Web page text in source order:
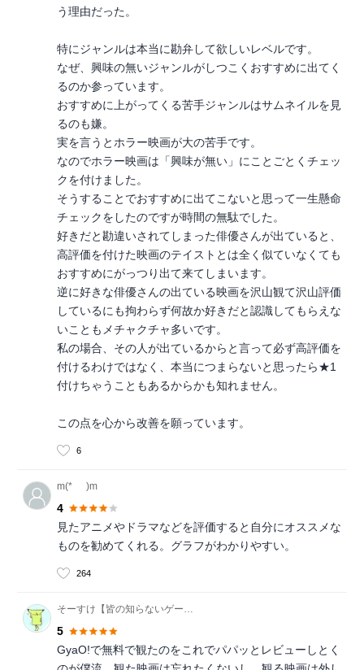
う理由だった。
特にジャンルは本当に勘弁して欲しいレベルです。
なぜ、興味の無いジャンルがしつこくおすすめに出てく
るのか参っています。
おすすめに上がってくる苦手ジャンルはサムネイルを見
るのも嫌。
実を言うとホラー映画が大の苦手です。
なのでホラー映画は「興味が無い」にことごとくチェッ
クを付けました。
そうすることでおすすめに出てこないと思って一生懸命
チェックをしたのですが時間の無駄でした。
好きだと勘違いされてしまった俳優さんが出ていると、
高評価を付けた映画のテイストとは全く似ていなくても
おすすめにがっつり出て来てしまいます。
逆に好きな俳優さんの出ている映画を沢山観て沢山評価
しているにも拘わらず何故か好きだと認識してもらえな
いこともメチャクチャ多いです。
私の場合、その人が出ているからと言って必ず高評価を
付けるわけではなく、本当につまらないと思ったら★1
付けちゃうこともあるからかも知れません。
この点を心から改善を願っています。
6
m(*_ _)m
4
見たアニメやドラマなどを評価すると自分にオススメな
ものを勧めてくれる。グラフがわかりやすい。
264
そーすけ【皆の知らないゲームを】
5
GyaO!で無料で観たのをこれでパパッとレビューしとく